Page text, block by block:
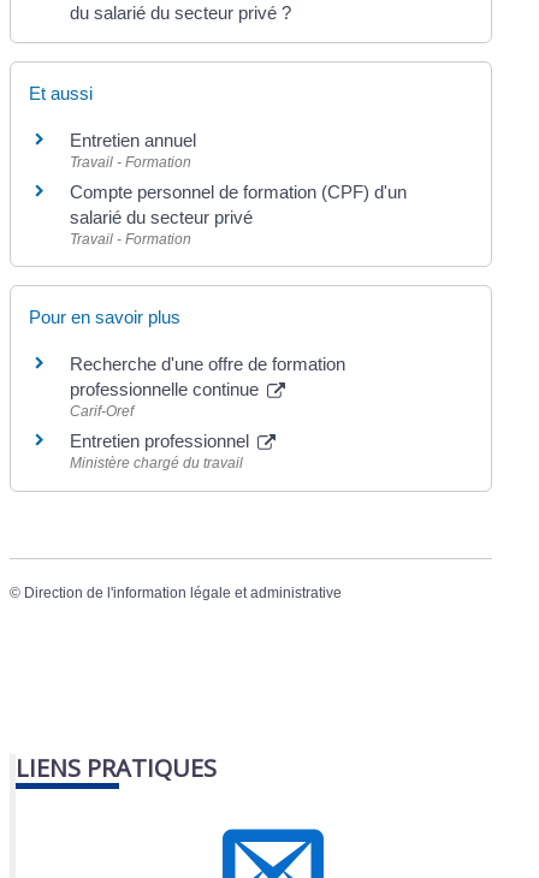
du salarié du secteur privé ?
Et aussi
Entretien annuel
Travail - Formation
Compte personnel de formation (CPF) d'un
salarié du secteur privé
Travail - Formation
Pour en savoir plus
Recherche d'une offre de formation
professionnelle continue
Carif-Oref
Entretien professionnel
Ministère chargé du travail
© Direction de l'information légale et administrative
LIENS PRATIQUES